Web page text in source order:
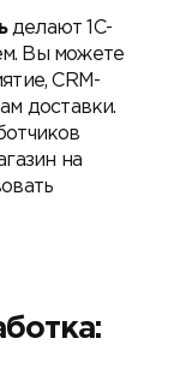
делают 1С-
Вы можете
CRM-
доставки.
на